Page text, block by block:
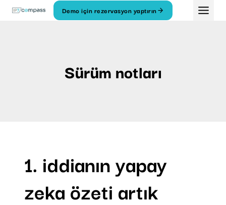
İçeriğe
Demo için rezervasyon yaptırın
Sürüm notları
1. iddianın yapay
zeka özeti artık